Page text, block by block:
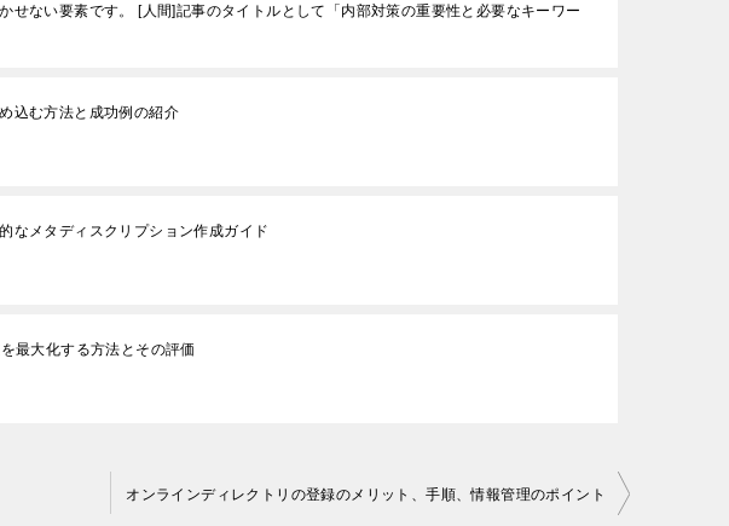
せない要素です。 [人間]記事のタイトルとして「内部対策の重要性と必要なキーワー
込む方法と成功例の紹介
なメタディスクリプション作成ガイド
最大化する方法とその評価
オンラインディレクトリの登録のメリット、手順、情報管理のポイント